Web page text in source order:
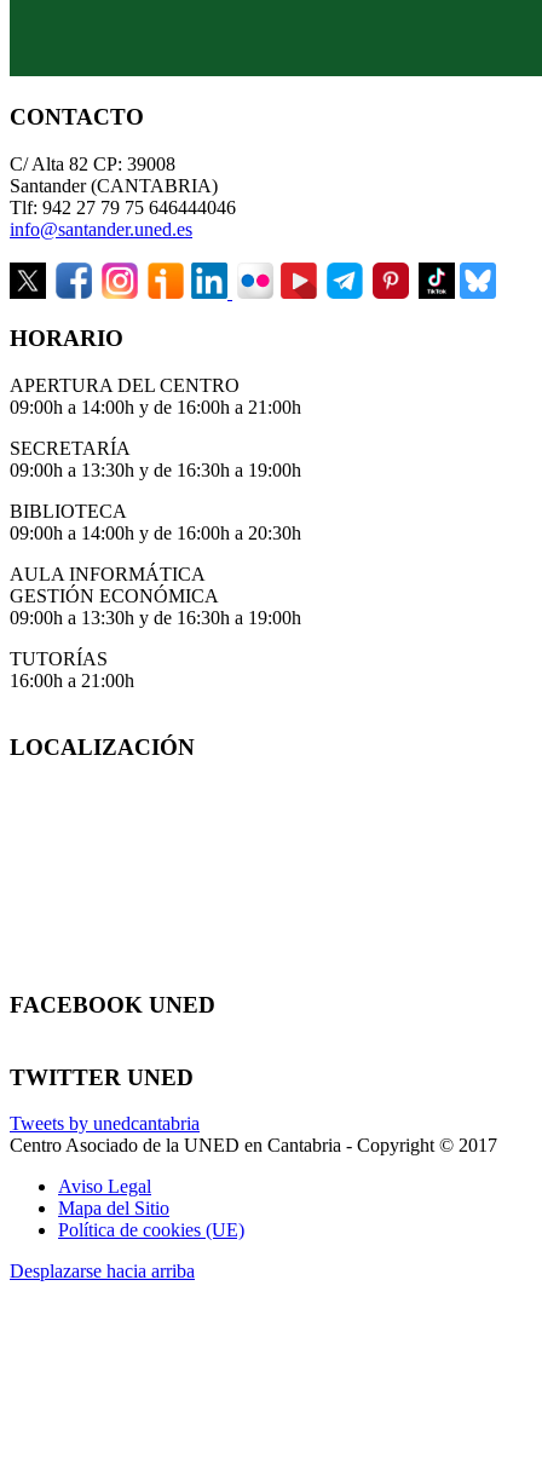
CONTACTO
C/ Alta 82 CP: 39008
Santander (CANTABRIA)
Tlf: 942 27 79 75 646444046
info@santander.uned.es
HORARIO
APERTURA DEL CENTRO
09:00h a 14:00h y de 16:00h a 21:00h
SECRETARÍA
09:00h a 13:30h y de 16:30h a 19:00h
BIBLIOTECA
09:00h a 14:00h y de 16:00h a 20:30h
AULA INFORMÁTICA
GESTIÓN ECONÓMICA
09:00h a 13:30h y de 16:30h a 19:00h
TUTORÍAS
16:00h a 21:00h
LOCALIZACIÓN
FACEBOOK UNED
TWITTER UNED
Tweets by unedcantabria
Centro Asociado de la UNED en Cantabria - Copyright © 2017
Aviso Legal
Mapa del Sitio
Política de cookies (UE)
Desplazarse hacia arriba